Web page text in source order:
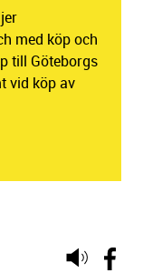
med köp och
till Göteborgs
vid köp av
Lyssna